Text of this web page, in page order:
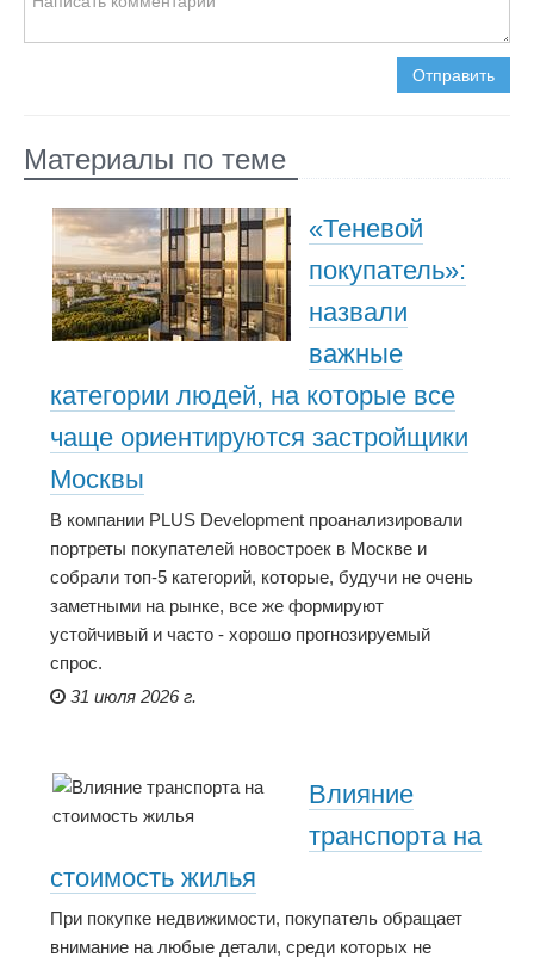
Отправить
Материалы по теме
«Теневой
покупатель»:
назвали
важные
категории людей, на которые все
чаще ориентируются застройщики
Москвы
В компании PLUS Development проанализировали
портреты покупателей новостроек в Москве и
собрали топ-5 категорий, которые, будучи не очень
заметными на рынке, все же формируют
устойчивый и часто - хорошо прогнозируемый
спрос.
31 июля 2026 г.
Влияние
транспорта на
стоимость жилья
При покупке недвижимости, покупатель обращает
внимание на любые детали, среди которых не